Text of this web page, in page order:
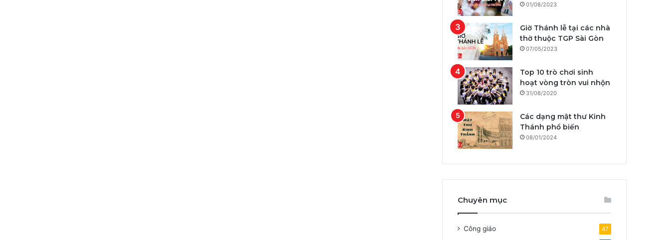
01/08/2023
Giờ Thánh lễ tại các nhà
thờ thuộc TGP Sài Gòn
07/05/2023
Top 10 trò chơi sinh
hoạt vòng tròn vui nhộn
31/08/2020
Các dạng mật thư Kinh
Thánh phổ biến
08/01/2024
Chuyên mục
Công giáo 47